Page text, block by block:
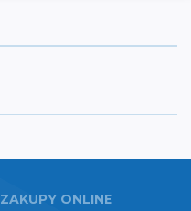
ZAKUPY ONLINE